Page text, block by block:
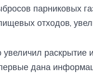
парниковых
отходов,
увеличил
дана